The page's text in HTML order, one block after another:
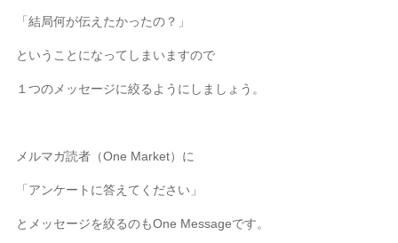
「結局何が伝えたかったの？」
ということになってしまいますので
１つのメッセージに絞るようにしましょう。
メルマガ読者（One Market）に
「アンケートに答えてください」
とメッセージを絞るのもOne Messageです。